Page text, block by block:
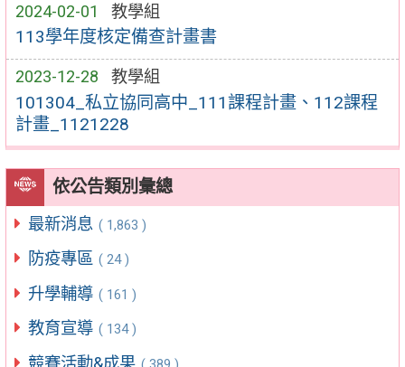
2024-02-01 教學組
113學年度核定備查計畫書
2023-12-28 教學組
101304_私立協同高中_111課程計畫、112課程
計畫_1121228
依公告類別彙總
最新消息 ( 1,863 )
防疫專區 ( 24 )
升學輔導 ( 161 )
教育宣導 ( 134 )
競賽活動&成果